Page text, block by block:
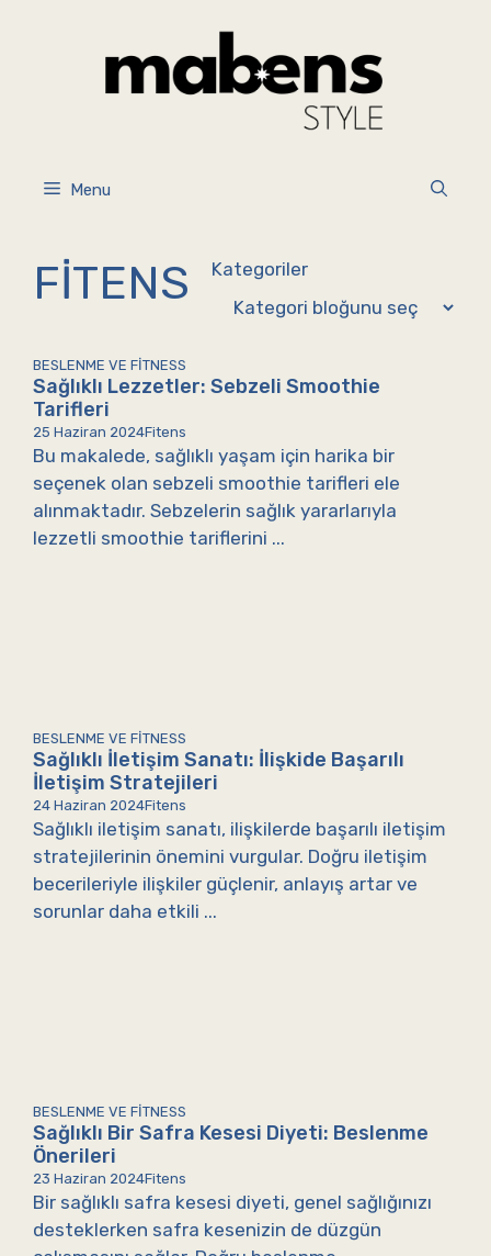
Menu
FITENS Kategoriler
BESLENME VE FITNESS
Sağlıklı Lezzetler: Sebzeli Smoothie
Tarifleri
25 Haziran 2024Fitens
Bu makalede, sağlıklı yaşam için harika bir
seçenek olan sebzeli smoothie tarifleri ele
alınmaktadır. Sebzelerin sağlık yararlarıyla
lezzetli smoothie tariflerini ...
BESLENME VE FITNESS
Sağlıklı İletişim Sanatı: İlişkide Başarılı
İletişim Stratejileri
24 Haziran 2024Fitens
Sağlıklı iletişim sanatı, ilişkilerde başarılı iletişim
stratejilerinin önemini vurgular. Doğru iletişim
becerileriyle ilişkiler güçlenir, anlayış artar ve
sorunlar daha etkili ...
BESLENME VE FITNESS
Sağlıklı Bir Safra Kesesi Diyeti: Beslenme
Önerileri
23 Haziran 2024Fitens
Bir sağlıklı safra kesesi diyeti, genel sağlığınızı
desteklerken safra kesenizin de düzgün